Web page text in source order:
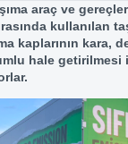
araç ve
kullanılan
kaplarının kara,
hale getirilmesi